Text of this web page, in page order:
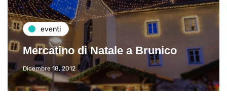
eventi
Mercatino di Natale a Brunico
Dicembre 18, 2012